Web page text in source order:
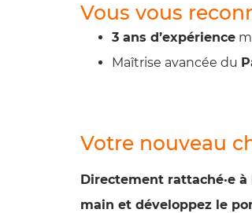
Vous vous
3 ans d’expérience
Maîtrise avancée du
Directement rattaché·e
main et développez le
Votre nouveau